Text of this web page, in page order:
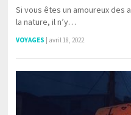
Si vous êtes un amoureux des
la nature, il n’y…
VOYAGES avril 18, 2022